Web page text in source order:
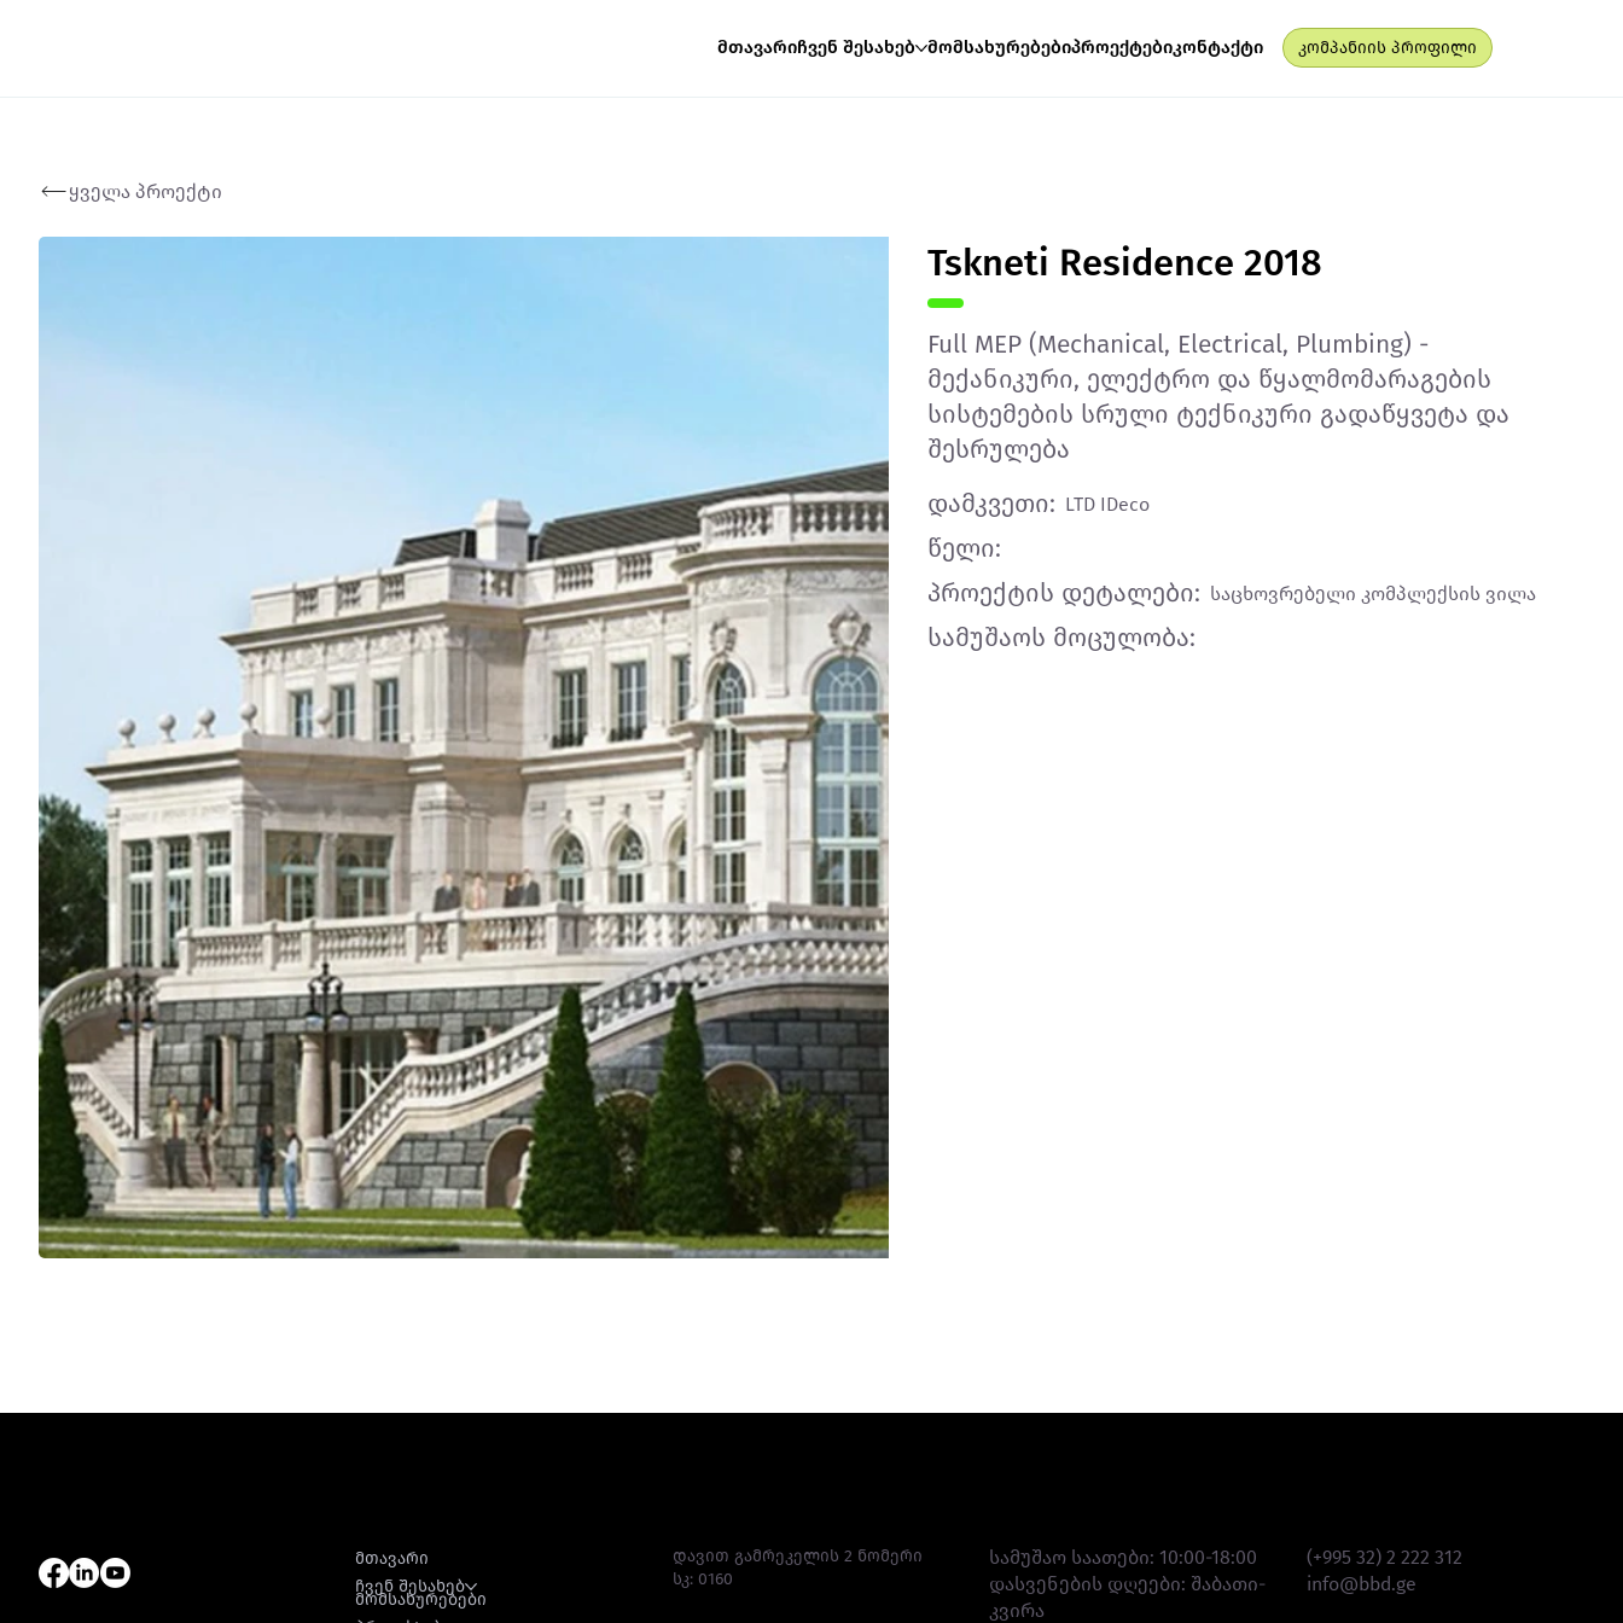
მთავარიჩვენ შესახებ მომსახურებებიპროექტებიკონტაქტი კომპანიის პროფილი
ყველა პროექტი
Tskneti Residence 2018
Full MEP (Mechanical, Electrical, Plumbing) -
მექანიკური, ელექტრო და წყალმომარაგების
სისტემების სრული ტექნიკური გადაწყვეტა და
შესრულება
დამკვეთი: LTD IDeco
წელი:
პროექტის დეტალები: საცხოვრებელი კომპლექსის ვილა
სამუშაოს მოცულობა:
მთავარი
ჩვენ შესახებ
მომსახურებები
დავით გამრეკელის 2 ნომერი
სკ: 0160
სამუშაო საათები: 10:00-18:00
დასვენების დღეები: შაბათი-
კვირა
(+995 32) 2 222 312
info@bbd.ge